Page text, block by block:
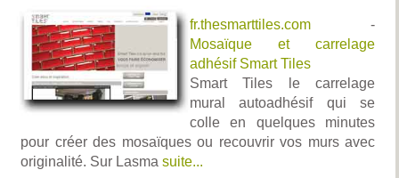
fr.thesmarttiles.com -
Mosaïque et carrelage
adhésif Smart Tiles
Smart Tiles le carrelage
mural autoadhésif qui se
colle en quelques minutes
pour créer des mosaïques ou recouvrir vos murs avec
originalité. Sur Lasma suite...